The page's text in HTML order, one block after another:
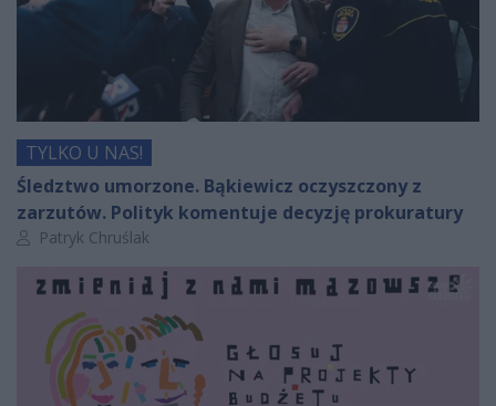
TYLKO U NAS!
Śledztwo umorzone. Bąkiewicz oczyszczony z
zarzutów. Polityk komentuje decyzję prokuratury
Autor artykułu:
Patryk Chruślak